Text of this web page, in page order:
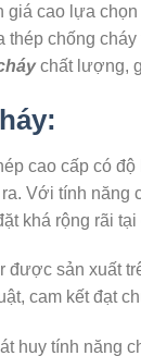
cao lựa
chống cháy
chất lượng,
cao cấp có
Với tính năng
khá rộng rãi tại
được sản xuất
cam kết đạt
huy tính năng